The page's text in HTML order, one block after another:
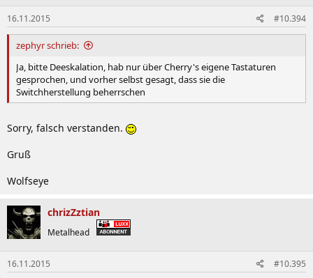
Wait for it to go away - temperature and wear can affect PING!
16.11.2015 #10.394
zephyr schrieb:
Ja, bitte Deeskalation, hab nur über Cherry's eigene Tastaturen
gesprochen, und vorher selbst gesagt, dass sie die
Switchherstellung beherrschen
Sorry, falsch verstanden.
Gruß
Wolfseye
chrizZztian
Metalhead
16.11.2015 #10.395